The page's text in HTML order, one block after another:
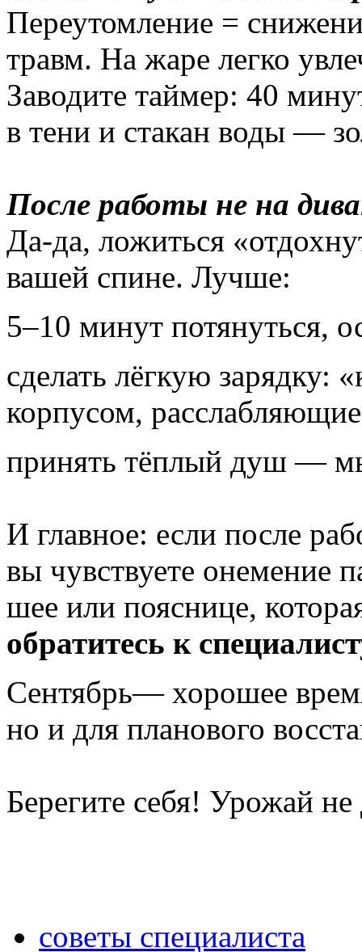
Переутомление =
травм. На жаре легко
Заводите таймер: 40
в тени и стакан воды —
После работы не на
Да-да, ложиться
вашей спине. Лучше:
5–10 минут потянуться,
сделать лёгкую зарядку:
корпусом,
принять тёплый душ —
И главное: если после
вы чувствуете онемение
шее или пояснице,
обратитесь к
Сентябрь— хорошее
но и для планового
Берегите себя! Урожай
советы специалиста